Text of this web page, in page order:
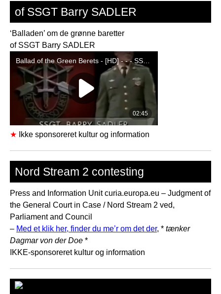
of SSGT Barry SADLER
‘Balladen’ om de grønne baretter
of SSGT Barry SADLER
★ Ikke sponsoreret kultur og information
Nord Stream 2 contesting
Press and Information Unit curia.europa.eu – Judgment of
the General Court in Case / Nord Stream 2 ved,
Parliament and Council
– Med et klik her, finder du me’r om det der, * tænker
Dagmar von der Doe *
IKKE-sponsoreret kultur og information